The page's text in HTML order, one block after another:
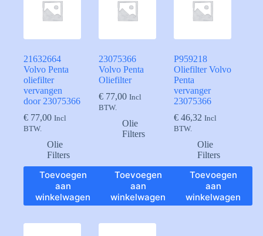
21632664
Volvo Penta
oliefilter
vervangen
door 23075366
€ 77,00 Incl
BTW.
Olie
Filters
Toevoegen
aan
winkelwagen
23075366
Volvo Penta
Oliefilter
€ 77,00 Incl
BTW.
Olie
Filters
Toevoegen
aan
winkelwagen
P959218
Oliefilter Volvo
Penta
vervanger
23075366
€ 46,32 Incl
BTW.
Olie
Filters
Toevoegen
aan
winkelwagen